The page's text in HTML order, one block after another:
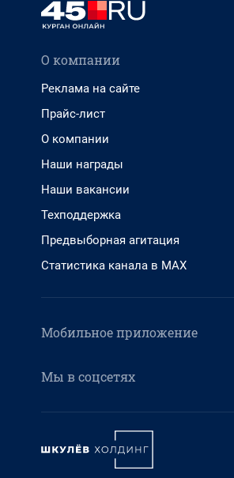
О компании
Реклама на сайте
Прайс-лист
О компании
Наши награды
Наши вакансии
Техподдержка
Предвыборная агитация
Статистика канала в MAX
Мобильное приложение
Мы в соцсетях